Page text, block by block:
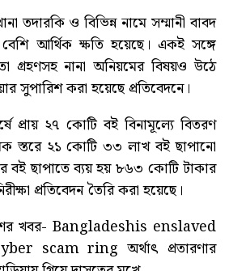
তদারকি ও বিভিন্ন নামে সম্মানী বাবদ
আর্থিক ক্ষতি হয়েছে। একই সঙ্গে
গ্রহণসহ নানা অনিয়মের বিষয়ও উঠে
সুপারিশ করা হয়েছে প্রতিবেদনে।
প্রায় ২৭ কোটি বই বিনামূল্যে বিতরণ
স্তরে ২১ কোটি ৩৩ লাখ বই ছাপানো
বই ছাপাতে ব্যয় হয় ৮৬৩ কোটি টাকার
প্রতিবেদন তৈরি করা হয়েছে।
খবর-Bangladeshis enslaved
scam ring অর্থাৎ প্রতারণার